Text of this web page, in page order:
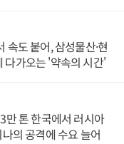
속도 붙어, 삼성물산·현
다가오는 '약속의 시간'
만 톤 한국에서 러시아
의 공격에 수요 늘어